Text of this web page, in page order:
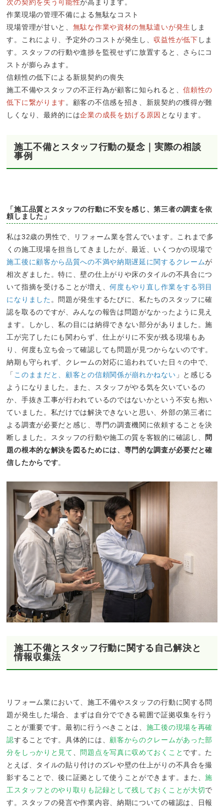
次の契約を失う可能性が高まります。
作業現場の管理不備による無駄なコスト
現場管理が甘いと、 無駄な作業や資材の無駄遣いが発生 しま
す。これにより、予定外のコストが発生し、 収益性が低下 しま
す。スタッフの行動や進捗を監視せずに放置すると、さらにコ
ストが膨らみます。
信頼性の低下による新規契約の喪失
施工不備やスタッフの不正行為が顧客に知られると、信頼性の
低下に繋がります 。顧客の不信感を招き、新規契約の獲得が難
しくなり、最終的には企業の成長を妨げる原因 となります。
施工不備とスタッフ行動の疑念｜実際の相談
事例
「施工品質とスタッフの行動に不安を感じ、第三者の調査を依
頼しました」
私は32歳の男性で、リフォーム業を営んでいます。これまで多
くの施工現場を担当してきましたが、最近、いくつかの現場で
施工後に顧客から品質への不満や納期遅延に関するクレームが
相次ぎました。特に、壁の仕上がりや床のタイルの不具合につ
いて指摘を受けることが増え、何度もやり直し作業をする羽目
になりました 。問題が発生するたびに、私たちのスタッフに確
認を取るのですが、みんなの報告は問題がなかったように見え
ます。しかし、私の目には納得できない部分がありました。施
工が完了したにも関わらず、仕上がりに不安が残る現場もあ
り、何度も立ち会って確認しても問題が見つからないのです。
納期も守られず、クレームの対応に追われていた日々の中で、
「 このままだと、顧客との信頼関係が崩れかねない 」と感じる
ようになりました。また、スタッフがやる気を欠いているの
か、手抜き工事が行われているのではないかという不安も抱い
ていました。私だけでは解決できないと思い、外部の第三者に
よる調査が必要だと感じ、専門の調査機関に依頼することを決
断しました。スタッフの行動や施工の質を客観的に確認し、
問
題の根本的な解決を図るためには、専門的な調査が必要だと確
信したからです。
施工不備とスタッフ行動に関する自己解決と
情報収集法
リフォーム業において、施工不備やスタッフの行動に関する問
題が発生した場合、まずは自分でできる範囲で証拠収集を行う
ことが重要です。最初に行うべきことは、 施工後の現場を再確
認することです。具体的には、 顧客からのクレームがあった部
分をしっかりと見て
問題点を写真に収めておくこと です。た
とえば、タイルの貼り付けのズレや壁の仕上がりの不具合を撮
影することで、後に証拠として使うことができます。また、施
工スタッフとのやり取りも記録として残しておくことが大切で
す。スタッフの発言や作業内容、納期についての確認は、日報